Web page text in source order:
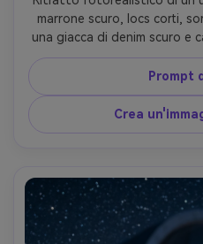
marrone scuro, locs corti,
una giacca di denim scuro e
lago fermo che riflette la
costa; chiave morbida
delicata riflessa dall'acqua
85mm f/1.8, bokeh
accenni di riflesso; umore
Prompt
Crea